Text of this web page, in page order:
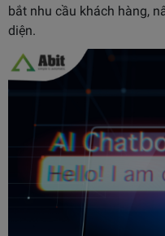
bắt nhu cầu khách hàng,
diện.